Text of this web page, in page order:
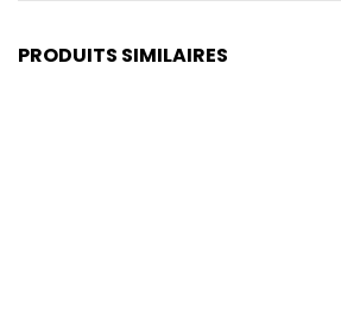
PRODUITS SIMILAIRES